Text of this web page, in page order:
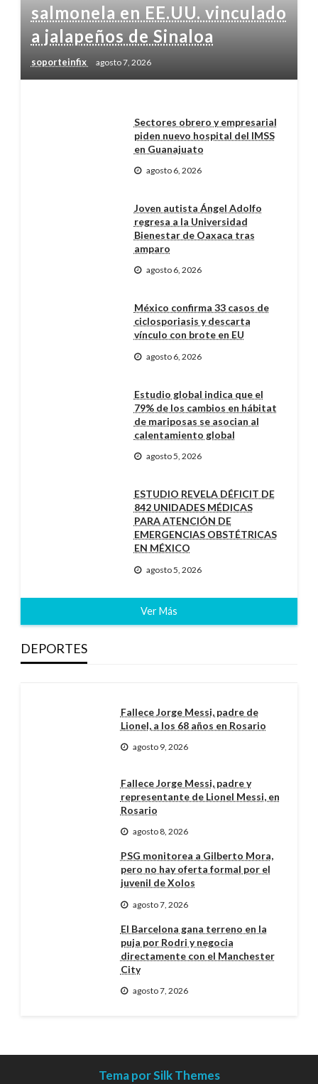
salmonela en EE.UU. vinculado
a jalapeños de Sinaloa
soporteinfix agosto 7, 2026
Sectores obrero y empresarial
piden nuevo hospital del IMSS
en Guanajuato
agosto 6, 2026
Joven autista Ángel Adolfo
regresa a la Universidad
Bienestar de Oaxaca tras
amparo
agosto 6, 2026
México confirma 33 casos de
ciclosporiasis y descarta
vínculo con brote en EU
agosto 6, 2026
Estudio global indica que el
79% de los cambios en hábitat
de mariposas se asocian al
calentamiento global
agosto 5, 2026
ESTUDIO REVELA DÉFICIT DE
842 UNIDADES MÉDICAS
PARA ATENCIÓN DE
EMERGENCIAS OBSTÉTRICAS
EN MÉXICO
agosto 5, 2026
Ver Más
DEPORTES
Fallece Jorge Messi, padre de
Lionel, a los 68 años en Rosario
agosto 9, 2026
Fallece Jorge Messi, padre y
representante de Lionel Messi, en
Rosario
agosto 8, 2026
PSG monitorea a Gilberto Mora,
pero no hay oferta formal por el
juvenil de Xolos
agosto 7, 2026
El Barcelona gana terreno en la
puja por Rodri y negocia
directamente con el Manchester
City
agosto 7, 2026
Tema por Silk Themes